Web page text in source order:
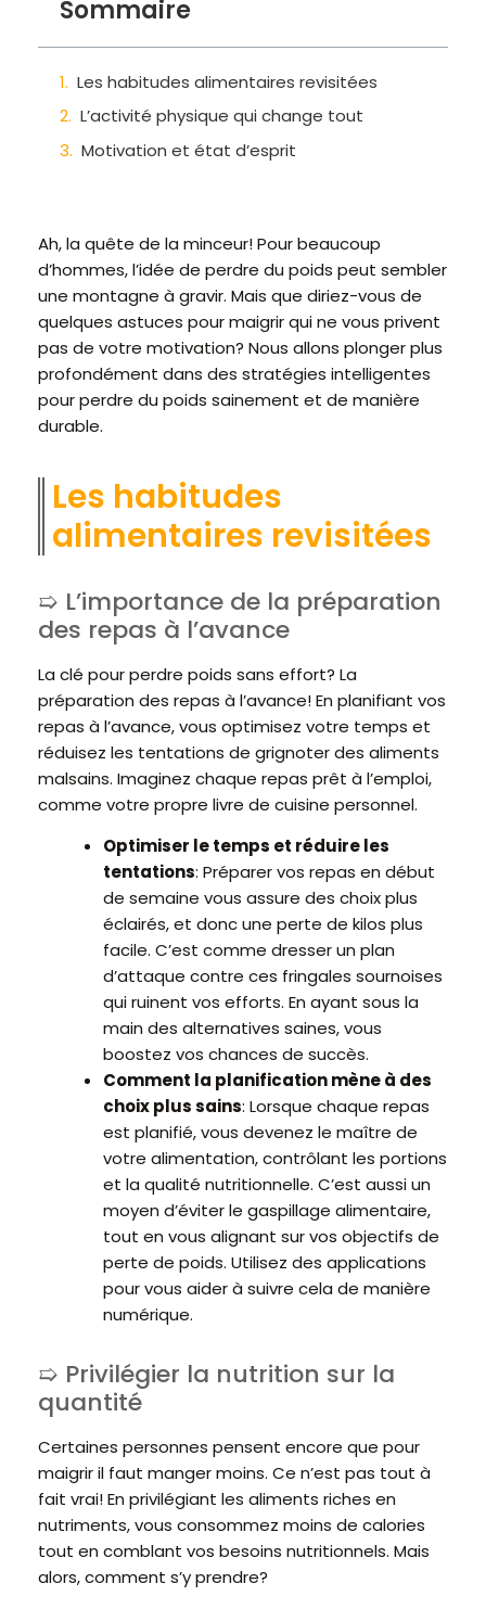
Sommaire
Les habitudes alimentaires revisitées
L’activité physique qui change tout
Motivation et état d’esprit
Ah, la quête de la minceur! Pour beaucoup
d’hommes, l’idée de perdre du poids peut sembler
une montagne à gravir. Mais que diriez-vous de
quelques astuces pour maigrir qui ne vous privent
pas de votre motivation? Nous allons plonger plus
profondément dans des stratégies intelligentes
pour perdre du poids sainement et de manière
durable.
Les habitudes
alimentaires revisitées
L’importance de la préparation
des repas à l’avance
La clé pour perdre poids sans effort? La
préparation des repas à l’avance! En planifiant vos
repas à l’avance, vous optimisez votre temps et
réduisez les tentations de grignoter des aliments
malsains. Imaginez chaque repas prêt à l’emploi,
comme votre propre livre de cuisine personnel.
Optimiser le temps et réduire les
tentations: Préparer vos repas en début
de semaine vous assure des choix plus
éclairés, et donc une perte de kilos plus
facile. C’est comme dresser un plan
d’attaque contre ces fringales sournoises
qui ruinent vos efforts. En ayant sous la
main des alternatives saines, vous
boostez vos chances de succès.
Comment la planification mène à des
choix plus sains: Lorsque chaque repas
est planifié, vous devenez le maître de
votre alimentation, contrôlant les portions
et la qualité nutritionnelle. C’est aussi un
moyen d’éviter le gaspillage alimentaire,
tout en vous alignant sur vos objectifs de
perte de poids. Utilisez des applications
pour vous aider à suivre cela de manière
numérique.
Privilégier la nutrition sur la
quantité
Certaines personnes pensent encore que pour
maigrir il faut manger moins. Ce n’est pas tout à
fait vrai! En privilégiant les aliments riches en
nutriments, vous consommez moins de calories
tout en comblant vos besoins nutritionnels. Mais
alors, comment s’y prendre?